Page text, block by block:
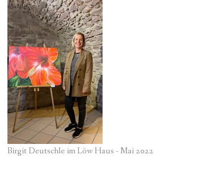
Birgit Deutschle im Löw Haus - Mai 2022